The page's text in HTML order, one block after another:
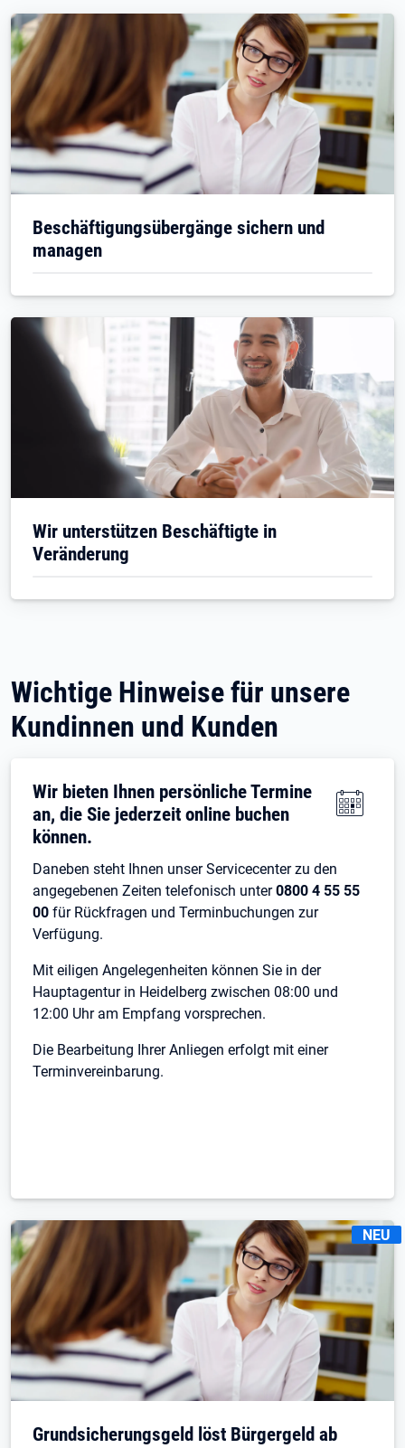
Beschäftigungsübergänge sichern und
managen
Wir unterstützen Beschäftigte in
Veränderung
Wichtige Hinweise für unsere
Kundinnen und Kunden
Wir bieten Ihnen persönliche Termine
an, die Sie jederzeit online buchen
können.
Daneben steht Ihnen unser Servicecenter zu den
angegebenen Zeiten telefonisch unter0800 4 55 55
00 für Rückfragen und Terminbuchungen zur
Verfügung.
Mit eiligen Angelegenheiten können Sie in der
Hauptagentur in Heidelberg zwischen 08:00 und
12:00 Uhr am Empfang vorsprechen.
Die Bearbeitung Ihrer Anliegen erfolgt mit einer
Terminvereinbarung.
NEU
Grundsicherungsgeld löst Bürgergeld ab